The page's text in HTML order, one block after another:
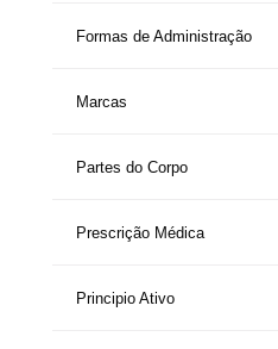
Formas de Administração
Marcas
Partes do Corpo
Prescrição Médica
Principio Ativo